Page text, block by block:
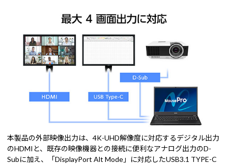
本製品の外部映像出力は、4K-UHD解像度に対応するデジタル出力
のHDMIと、既存の映像機器との接続に便利なアナログ出力のD-
Subに加え、「DisplayPort Alt Mode」に対応したUSB3.1 TYPE-C